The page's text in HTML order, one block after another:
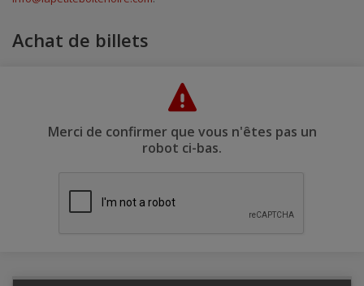
Achat de billets
Merci de confirmer que vous n'êtes pas un
robot ci-bas.